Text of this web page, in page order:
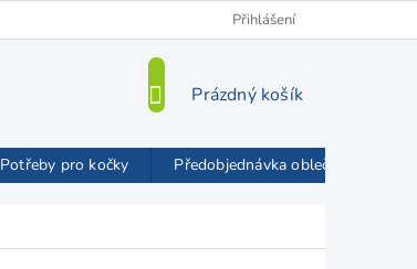
VIP Slevy
Přihlášení
NÁKUPNÍ
Prázdný košík
Potřeby pro kočky Předobjednávka oblečků FMD